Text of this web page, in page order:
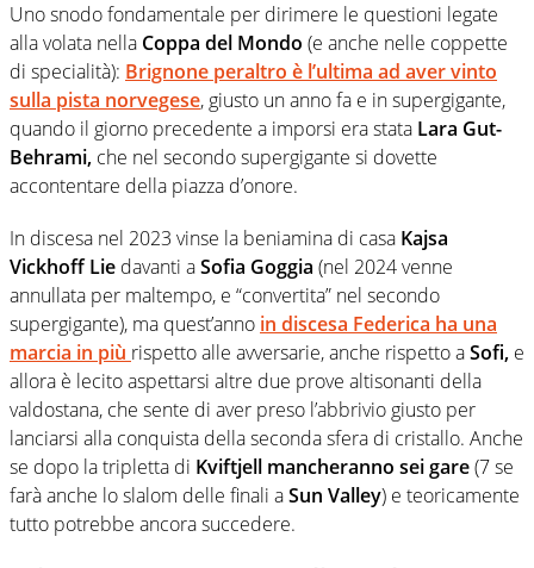
Uno snodo fondamentale per dirimere le questioni legate
alla volata nella Coppa del Mondo (e anche nelle coppette
di specialità): Brignone peraltro è l’ultima ad aver vinto
sulla pista norvegese, giusto un anno fa e in supergigante,
quando il giorno precedente a imporsi era stata Lara Gut-
Behrami, che nel secondo supergigante si dovette
accontentare della piazza d’onore.
In discesa nel 2023 vinse la beniamina di casa Kajsa
Vickhoff Lie davanti aSofia Goggia (nel 2024 venne
annullata per maltempo, e “convertita” nel secondo
supergigante), ma quest’anno in discesa Federica ha una
marcia in più rispetto alle avversarie, anche rispetto aSofi, e
allora è lecito aspettarsi altre due prove altisonanti della
valdostana, che sente di aver preso l’abbrivio giusto per
lanciarsi alla conquista della seconda sfera di cristallo. Anche
se dopo la tripletta di Kviftjell mancheranno sei gare(7 se
farà anche lo slalom delle finali aSun Valley) e teoricamente
tutto potrebbe ancora succedere.